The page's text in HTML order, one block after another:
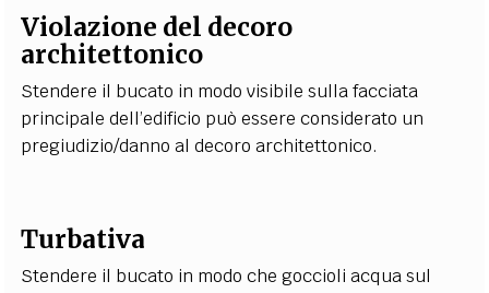
Violazione del decoro
architettonico
Stendere il bucato in modo visibile sulla facciata
principale dell’edificio può essere considerato un
pregiudizio/danno al decoro architettonico.
Turbativa
Stendere il bucato in modo che goccioli acqua sul